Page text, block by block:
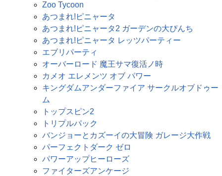
Zoo Tycoon
あつまれ!ピニャータ
あつまれ!ピニャータ2 ガーデンの大ぴんち
あつまれ!ピニャータ レッツパーティー
エブリパーティ
オーバーロード 魔王サマ復活ノ時
カメオ エレメンツ オブ パワー
キングダムアンダーファイア サークルオブドゥー
ム
トップスピン2
トリプルパック
バンジョーとカズーイの大冒険 ガレージ大作戦
パーフェクトダーク ゼロ
パワーアップヒーローズ
ファイターズアンケージ